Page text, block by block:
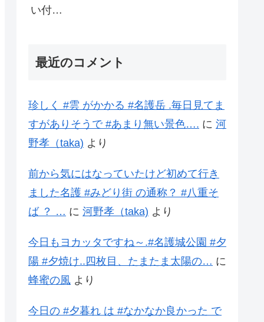
い付…
最近のコメント
珍しく #雲 がかかる #名護岳 .毎日見てま
すがありそうで #あまり無い景色…. に 河
野孝（taka) より
前から気にはなっていたけど初めて行き
ました名護 #みどり街 の通称？ #八重そ
ば ？ … に 河野孝（taka) より
今日もヨカッタですね～.#名護城公園 #夕
陽 #夕焼け..四枚目、たまたま太陽の… に
蜂蜜の風 より
今日の #夕暮れ は #なかなか良かった で